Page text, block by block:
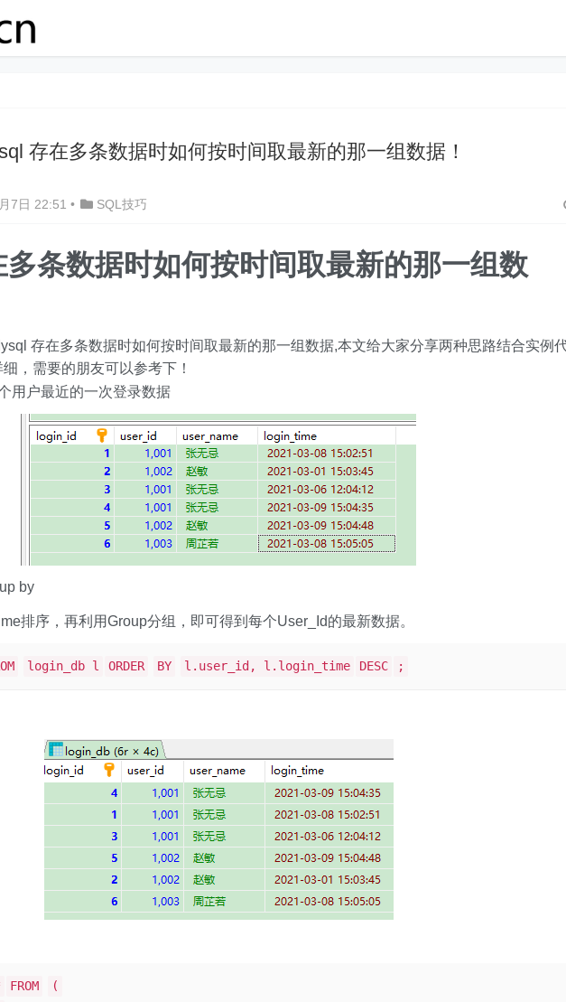
存在多条数据时如何按时间取最新的那一组数据！
7日 22:51 • SQL技巧
条数据时如何按时间取最新的那一组数
存在多条数据时如何按时间取最新的那一组数据,本文给大家分享两种思路结合实例
，需要的朋友可以参考下！
用户最近的一次登录数据
by
排序，再利用Group分组，即可得到每个User_Id的最新数据。
login_db l ORDER BY l.user_id, l.login_time DESC ;
FROM
(